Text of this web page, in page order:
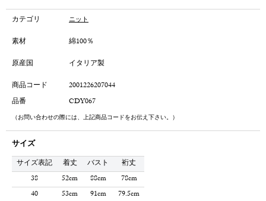
カテゴリ ニット
素材
綿100％
原産国
イタリア製
商品コード
2001226207044
品番
CDY067
（お問い合わせの際には、上記商品コードをお伝え下さい。）
サイズ
サイズ表記 着丈 バスト
裄丈
38
52cm 88cm
78cm
40
53cm 91cm 79.5cm